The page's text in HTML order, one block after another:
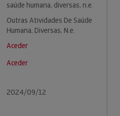
saúde humana, diversas, n.e.
Outras Atividades De Saúde
Humana, Diversas, N.e.
Aceder
Aceder
2024/09/12